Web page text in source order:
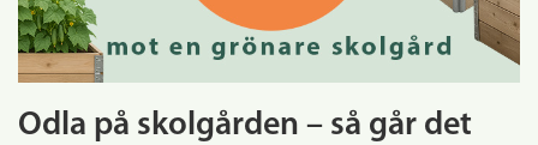
Odla på skolgården – så går det